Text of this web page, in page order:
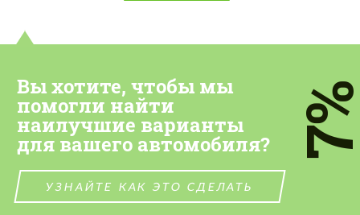
Вы хотите, чтобы мы
помогли найти
наилучшие варианты
для вашего автомобиля?
УЗНАЙТЕ КАК ЭТО СДЕЛАТЬ